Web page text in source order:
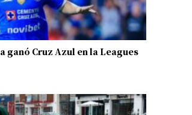
ganó Cruz Azul en la Leagues